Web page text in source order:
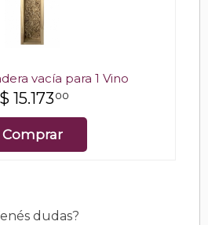
vacía para 1 Vino
$ 15.173 00
Comprar
dudas?